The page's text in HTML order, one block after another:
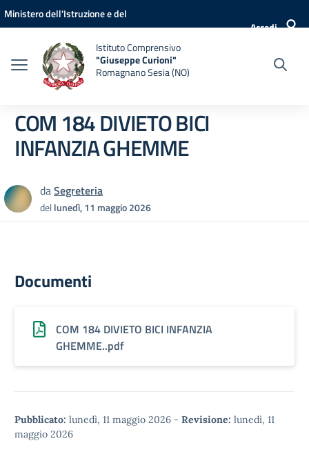
Vai ai contenuti
Vai al menu di navigazione
Vai al footer
Ministero dell'Istruzione e del
Accedi
Istituto Comprensivo
"Giuseppe Curioni"
Romagnano Sesia (NO)
COM 184 DIVIETO BICI
INFANZIA GHEMME
daSegreteria
dellunedì, 11 maggio 2026
Documenti
COM 184 DIVIETO BICI INFANZIA
GHEMME..pdf
Pubblicato: lunedì, 11 maggio 2026 - Revisione: lunedì, 11
maggio 2026